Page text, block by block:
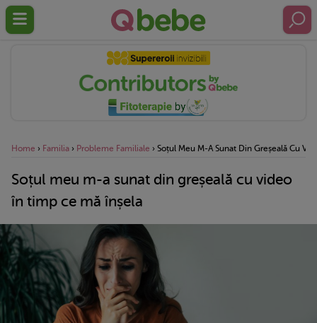
Home › Familia › Probleme Familiale › Soțul Meu M-A Sunat Din Greșeală Cu
Soțul meu m-a sunat din greșeală cu video
în timp ce mă înșela